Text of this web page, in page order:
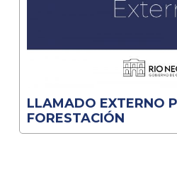
LLAMADO EXTERNO
FORESTACIÓN